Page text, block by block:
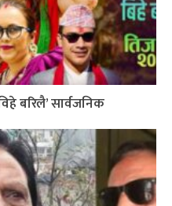
बरिलै’ सार्वजनिक